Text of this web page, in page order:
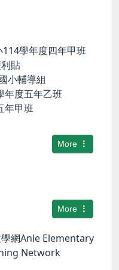
學年度四年甲班
貼
小輔導組
年度五年乙班
年甲班
More
More
網Anle Elementary
Network